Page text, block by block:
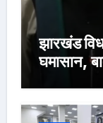
झारखंड
घमासान,